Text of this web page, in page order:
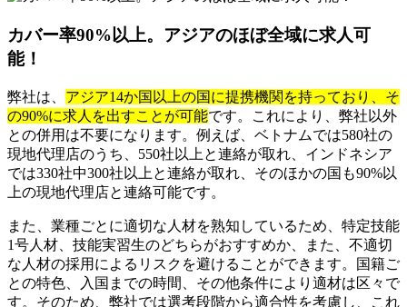
カバー率90%以上。アジアのほぼ全域に求人可
能！
弊社は、 アジア14か国以上の国に提携機関を持っており、そ
の90%に求人を出すことが可能です。これにより、弊社以外
との併用は不要になります。例えば、ベトナムでは580社の
現地代理店のうち、550社以上と連絡が取れ、インドネシア
では330社中300社以上と連絡が取れ、そのほかの国も90%以
上の現地代理店と連絡可能です。
また、業種ごとに適切な人材を熟知しているため、特定技能
1号人材、技能実習生のどちらがおすすめか、また、不適切
な人材の採用によるリスクを避けることができます。国籍ご
との特色、入国までの時間、その他条件により適材は区々で
す。そのため、弊社では選考段階から適合性を考慮し、これ